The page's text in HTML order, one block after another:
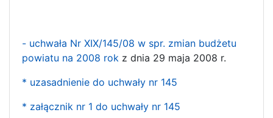
- uchwała Nr XIX/145/08 w spr. zmian budżetu
powiatu na 2008 rok z dnia 29 maja 2008 r.
* uzasadnienie do uchwały nr 145
* załącznik nr 1 do uchwały nr 145